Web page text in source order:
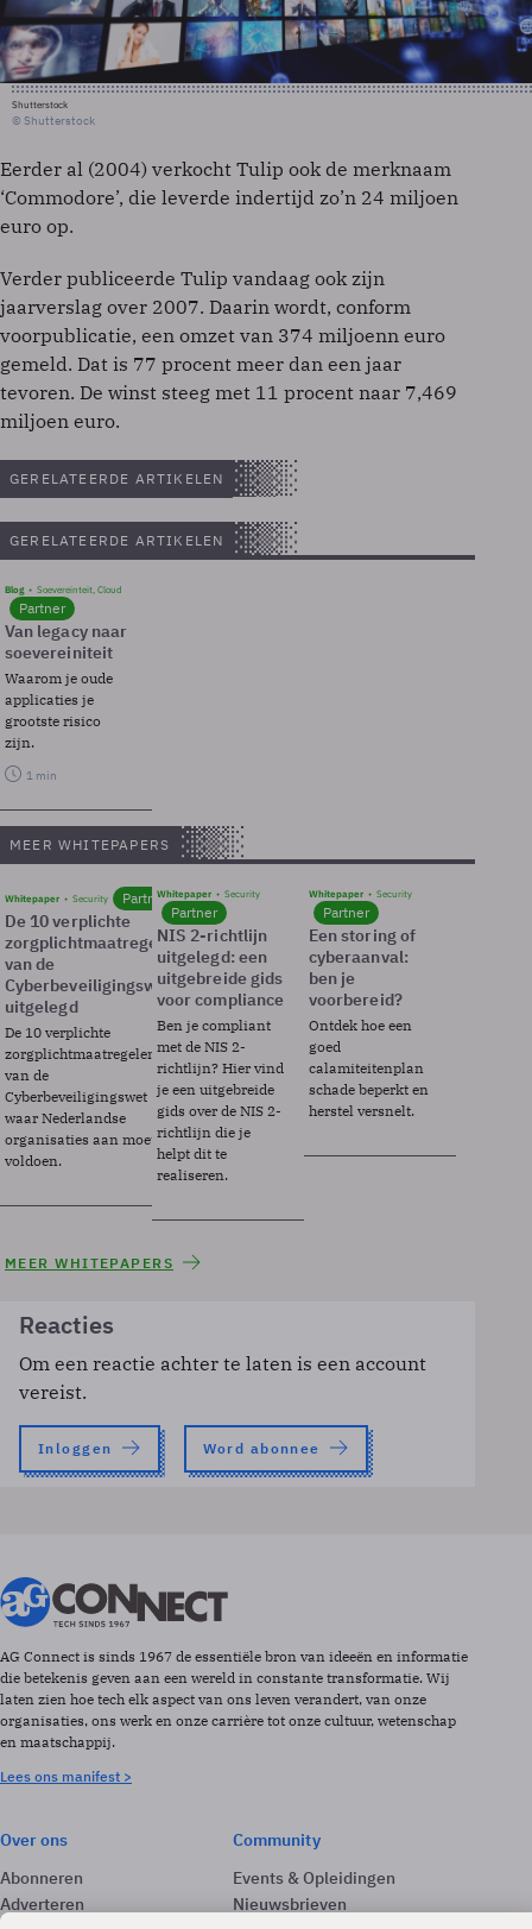
Shutterstock
© Shutterstock
Eerder al (2004) verkocht Tulip ook de merknaam
‘Commodore’, die leverde indertijd zo’n 24 miljoen
euro op.
Verder publiceerde Tulip vandaag ook zijn
jaarverslag over 2007. Daarin wordt, conform
voorpublicatie, een omzet van 374 miljoenn euro
gemeld. Dat is 77 procent meer dan een jaar
tevoren. De winst steeg met 11 procent naar 7,469
miljoen euro.
GERELATEERDE ARTIKELEN
GERELATEERDE ARTIKELEN
Blog Soevereinteit, Cloud
Partner
Van legacy naar
soevereiniteit
Waarom je oude
applicaties je
grootste risico
zijn.
1 min
MEER WHITEPAPERS
Whitepaper Security Partner
De 10 verplichte
zorgplichtmaatregelen
van de
Cyberbeveiligingswet
uitgelegd
De 10 verplichte
zorgplichtmaatregelen
van de
Cyberbeveiligingswet
waar Nederlandse
organisaties aan moeten
voldoen.
Whitepaper Security
Partner
NIS 2-richtlijn
uitgelegd: een
uitgebreide gids
voor compliance
Ben je compliant
met de NIS 2-
richtlijn? Hier vind
je een uitgebreide
gids over de NIS 2-
richtlijn die je
helpt dit te
realiseren.
Whitepaper Security
Partner
Een storing of
cyberaanval:
ben je
voorbereid?
Ontdek hoe een
goed
calamiteitenplan
schade beperkt en
herstel versnelt.
MEER WHITEPAPERS
Reacties
Om een reactie achter te laten is een account
vereist.
Inloggen Word abonnee
AG Connect is sinds 1967 de essentiële bron van ideeën en informatie
die betekenis geven aan een wereld in constante transformatie. Wij
laten zien hoe tech elk aspect van ons leven verandert, van onze
organisaties, ons werk en onze carrière tot onze cultuur, wetenschap
en maatschappij.
Lees ons manifest >
Over ons
Abonneren
Adverteren
Community
Events & Opleidingen
Nieuwsbrieven